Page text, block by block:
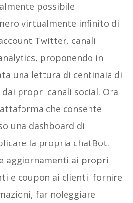
possibile
virtualmente infinito di
Twitter, canali
proponendo in
una lettura di centinaia di
propri canali social. Ora
che consente
una dashboard di
la propria chatBot.
aggiornamenti ai propri
e coupon ai clienti, fornire
far noleggiare